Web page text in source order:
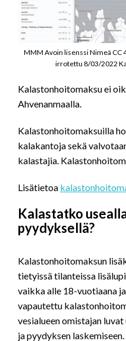
MMM Avoin lisenssi Nimeä CC
irrotettu 8/03/2022
Kalastonhoitomaksu ei
Ahvenanmaalla.
Kalastonhoitomaksuilla
kalakantoja sekä
kalastajia.
Lisätietoa
Kalastatko
pyydyksellä?
Kalastonhoitomaksun
tietyissä tilanteissa
vaikka alle 18-vuotiaana
vapautettu
vesialueen omistajan
ja pyydyksen